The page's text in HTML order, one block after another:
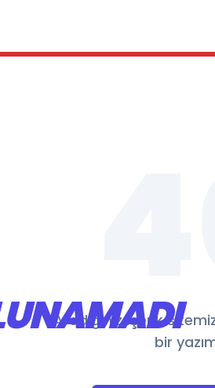
Aradığınız içerik
bir